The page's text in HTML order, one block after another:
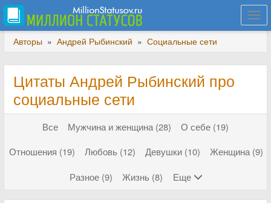
Авторы » Андрей Рыбинский » Социальные сети
Цитаты Андрей Рыбинский про
социальные сети
Все Мужчина и женщина (28)
О себе (19)
Отношения (19)
Любовь (12) Девушки (10)
Женщина (9)
Разное (9)
Жизнь (8) Еще